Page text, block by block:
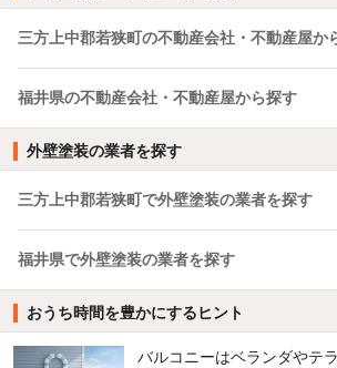
三方上中郡若狭町の不動産会社・不動産屋か
福井県の不動産会社・不動産屋から探す
外壁塗装の業者を探す
三方上中郡若狭町で外壁塗装の業者を探す
福井県で外壁塗装の業者を探す
おうち時間を豊かにするヒント
バルコニーはベランダやテ